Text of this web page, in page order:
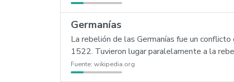
Germanías
La rebelión de las Germanías fue un
1522. Tuvieron lugar paralelamente a la
Fuente: wikipedia.org